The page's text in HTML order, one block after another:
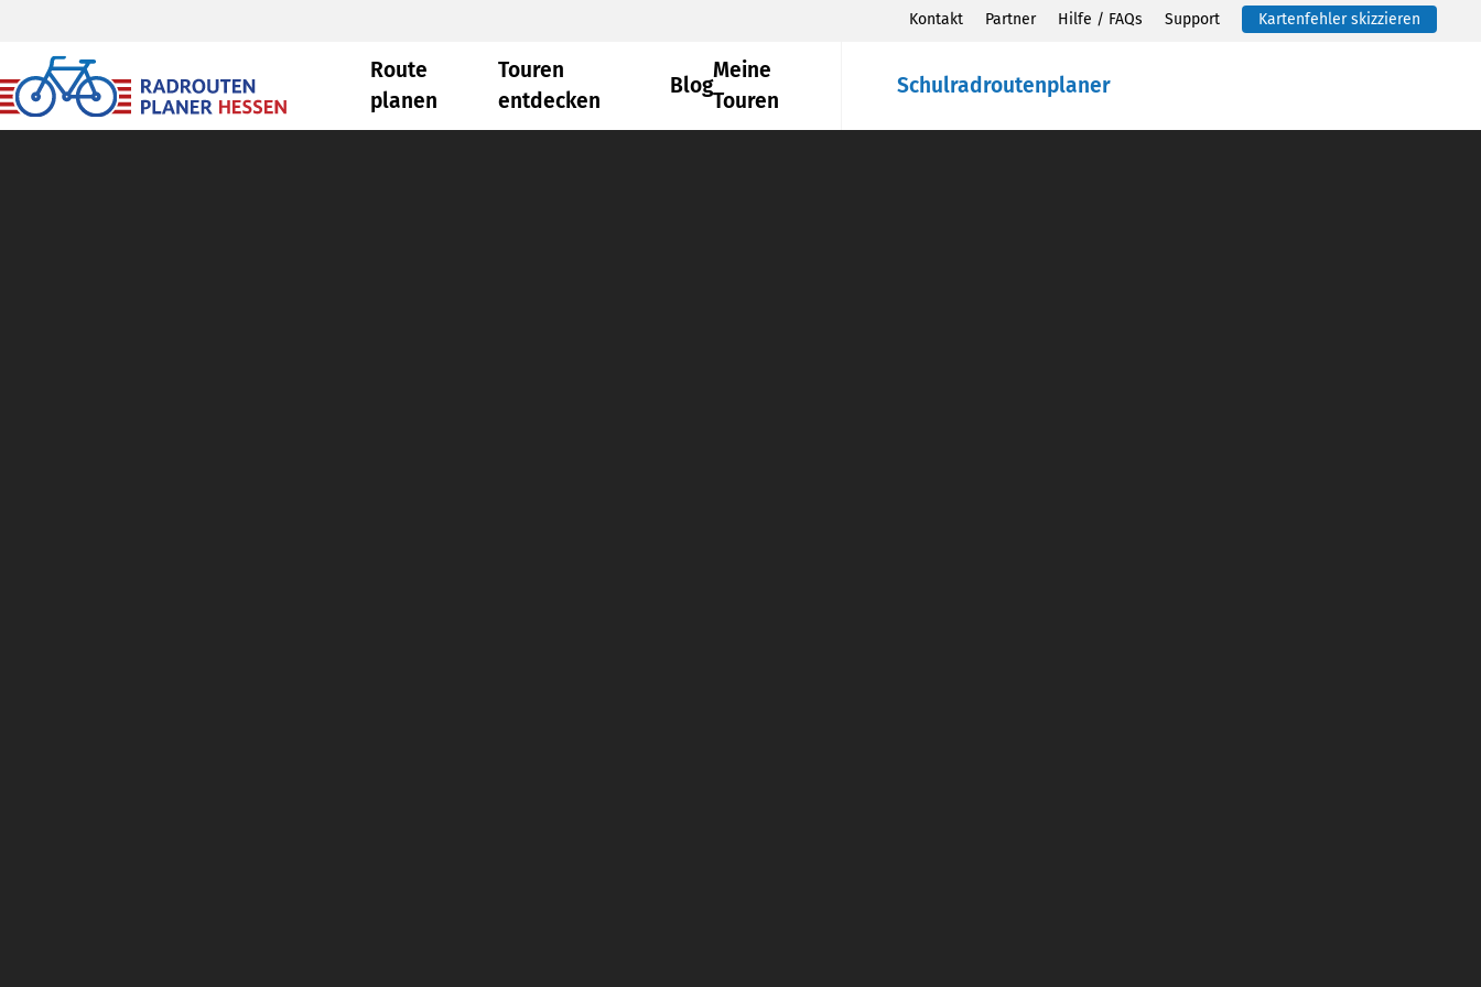
Kontakt Partner Hilfe / FAQs Support Kartenfehler skizzieren
Route
planen
Touren
entdecken
Blog
Meine
Touren
Schulradroutenplaner